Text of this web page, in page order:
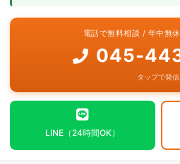
電話で無料相談 / 年中無
045-
タップで発信
LINE（24時間OK）